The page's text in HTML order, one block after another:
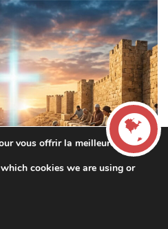
LIVE
vous offrir la meilleure
cookies we are using or